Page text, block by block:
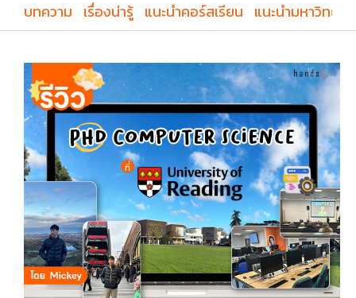
บทความ เรื่องน่ารู้ แนะนำคอร์สเรียน แนะนำมหาวิทยา